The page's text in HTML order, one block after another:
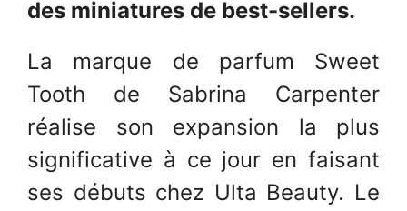
des miniatures de best-sellers.
La marque de parfum Sweet
Tooth de Sabrina Carpenter
réalise son expansion la plus
significative à ce jour en faisant
ses débuts chez Ulta Beauty. Le